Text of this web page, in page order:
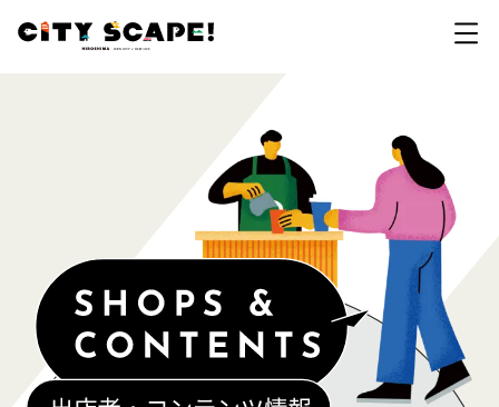
開催概要
拠点・イベント一覧
カテゴリで探す
会場マップ